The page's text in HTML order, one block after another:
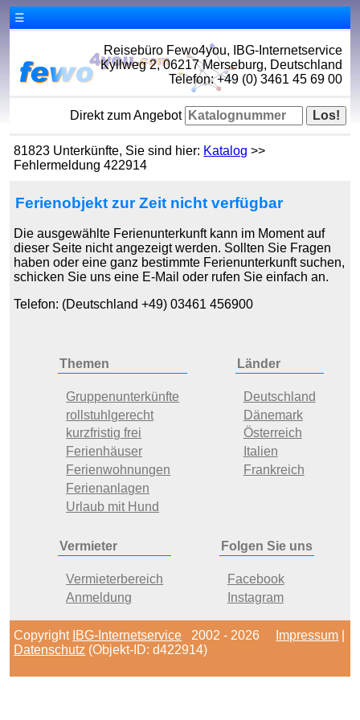
☰
Reisebüro Fewo4you, IBG-Internetservice
Kyllweg 2, 06217 Merseburg, Deutschland
Telefon: +49 (0) 3461 45 69 00
Direkt zum Angebot
81823 Unterkünfte, Sie sind hier: Katalog >>
Fehlermeldung 422914
Ferienobjekt zur Zeit nicht verfügbar
Die ausgewählte Ferienunterkunft kann im Moment auf
dieser Seite nicht angezeigt werden. Sollten Sie Fragen
haben oder eine ganz bestimmte Ferienunterkunft suchen,
schicken Sie uns eine E-Mail oder rufen Sie einfach an.
Telefon: (Deutschland +49) 03461 456900
Themen
Gruppenunterkünfte
rollstuhlgerecht
kurzfristig frei
Ferienhäuser
Ferienwohnungen
Ferienanlagen
Urlaub mit Hund
Länder
Deutschland
Dänemark
Österreich
Italien
Frankreich
Vermieter
Vermieterbereich
Anmeldung
Folgen Sie uns
Facebook
Instagram
Copyright IBG-Internetservice 2002 - 2026 Impressum
Datenschutz (Objekt-ID: d422914)